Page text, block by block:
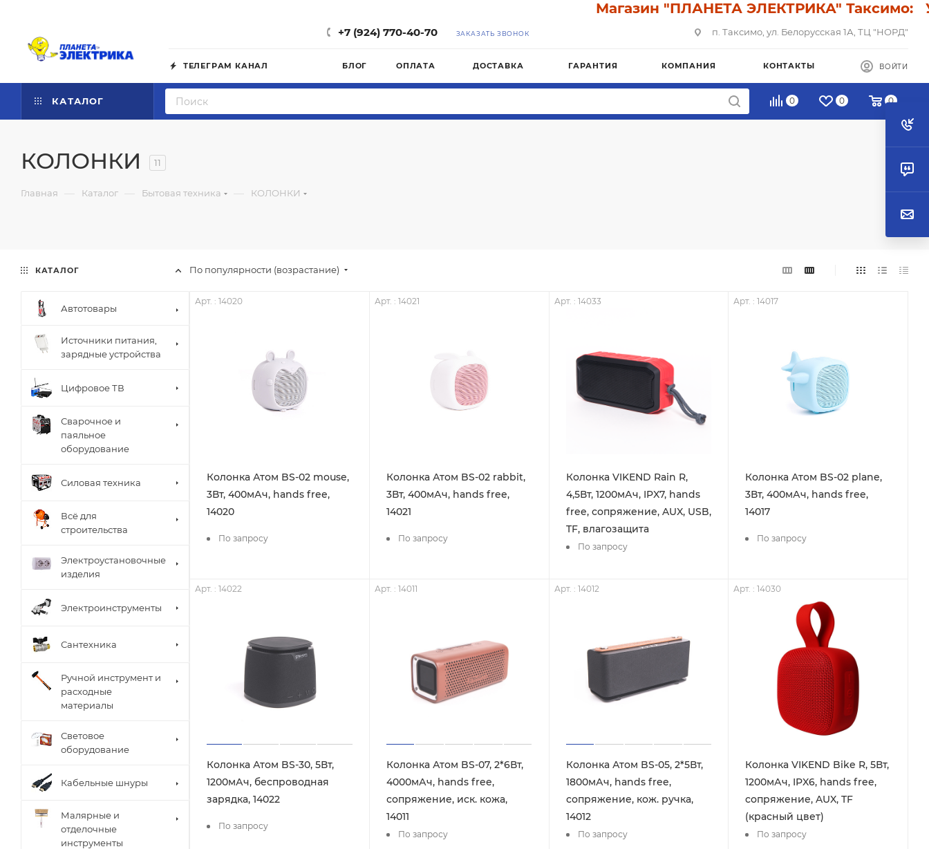
Магазин "ПЛАНЕТА ЭЛЕКТРИКА" Таксимо: У
+7 (924) 770-40-70 ЗАКАЗАТЬ ЗВОНОК п. Таксимо, ул. Белорусская 1А, ТЦ "НОРД"
ТЕЛЕГРАМ КАНАЛ БЛОГ ОПЛАТА ДОСТАВКА ГАРАНТИЯ КОМПАНИЯ КОНТАКТЫ ВОЙТИ
КАТАЛОГ 0 0 0
КОЛОНКИ 11
Главная — Каталог — Бытовая техника — КОЛОНКИ
По популярности (возрастание)
Арт. : 14020
Колонка Атом BS-02 mouse,
3Вт, 400мАч, hands free,
14020
По запросу
Арт. : 14021
Колонка Атом BS-02 rabbit,
3Вт, 400мАч, hands free,
14021
По запросу
Арт. : 14033
Колонка VIKEND Rain R,
4,5Вт, 1200мАч, IPX7, hands
free, сопряжение, AUX, USB,
TF, влагозащита
По запросу
Арт. : 14017
Колонка Атом BS-02 plane,
3Вт, 400мАч, hands free,
14017
По запросу
Арт. : 14022
Колонка Атом BS-30, 5Вт,
1200мАч, беспроводная
зарядка, 14022
По запросу
Арт. : 14011
Колонка Атом BS-07, 2*6Вт,
4000мАч, hands free,
сопряжение, иск. кожа,
14011
По запросу
Арт. : 14012
Колонка Атом BS-05, 2*5Вт,
1800мАч, hands free,
сопряжение, кож. ручка,
14012
По запросу
Арт. : 14030
Колонка VIKEND Bike R, 5Вт,
1200мАч, IPX6, hands free,
сопряжение, AUX, TF
(красный цвет)
По запросу
КАТАЛОГ
Автотовары
Источники питания,
зарядные устройства
Цифровое ТВ
Сварочное и
паяльное
оборудование
Силовая техника
Всё для
строительства
Электроустановочные
изделия
Электроинструменты
Сантехника
Ручной инструмент и
расходные
материалы
Световое
оборудование
Кабельные шнуры
Малярные и
отделочные
инструменты